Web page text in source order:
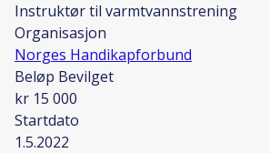
Instruktør til varmtvannstrening
Organisasjon
Norges Handikapforbund
Beløp Bevilget
kr 15 000
Startdato
1.5.2022